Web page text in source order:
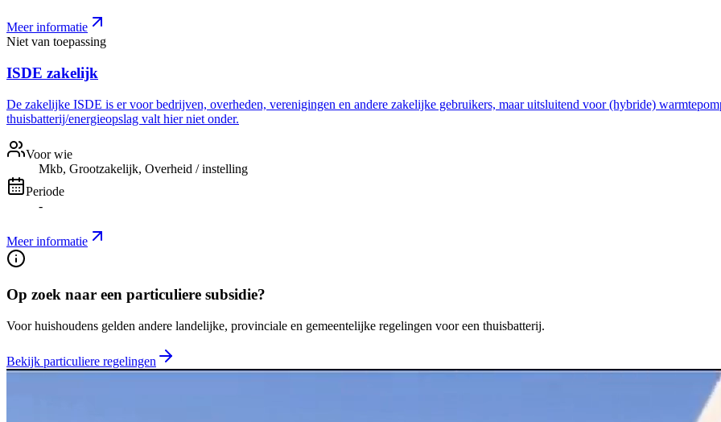
Meer informatie
Niet van toepassing
ISDE zakelijk
De zakelijke ISDE is er voor bedrijven, overheden, verenigingen en andere zakelijke gebruikers, maar uitsluitend voor (hybride)
thuisbatterij/energieopslag valt hier niet onder.
Voor wie
Mkb, Grootzakelijk, Overheid / instelling
Periode
-
Meer informatie
Op zoek naar een particuliere subsidie?
Voor huishoudens gelden andere landelijke, provinciale en gemeentelijke regelingen voor een thuisbatterij.
Bekijk particuliere regelingen